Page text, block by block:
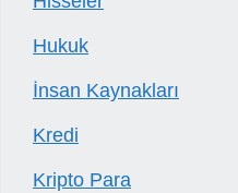
Hukuk
İnsan Kaynakları
Kredi
Kripto Para